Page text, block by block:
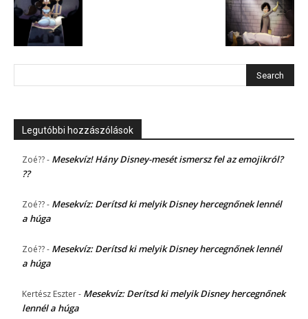
Legutóbbi hozzászólások
Zoé??- Mesekvíz! Hány Disney-mesét ismersz fel az emojikról?
??
Zoé??- Mesekvíz: Derítsd ki melyik Disney hercegnőnek lennél
a húga
Zoé??- Mesekvíz: Derítsd ki melyik Disney hercegnőnek lennél
a húga
Kertész Eszter- Mesekvíz: Derítsd ki melyik Disney hercegnőnek
lennél a húga